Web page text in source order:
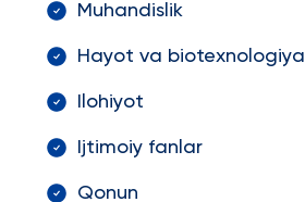
Muhandislik
Hayot va biotexnologiya
Ilohiyot
Ijtimoiy fanlar
Qonun